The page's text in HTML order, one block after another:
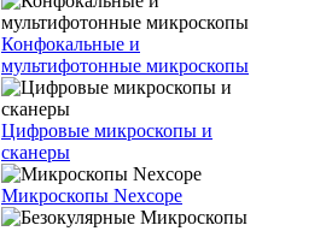
Конфокальные и
мультифотонные микроскопы
Цифровые микроскопы и
сканеры
Микроскопы Nexcope